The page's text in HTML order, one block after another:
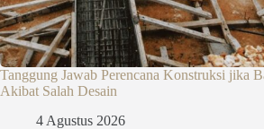
Tanggung Jawab Perencana Konstruksi jika
Akibat Salah Desain
4 Agustus 2026